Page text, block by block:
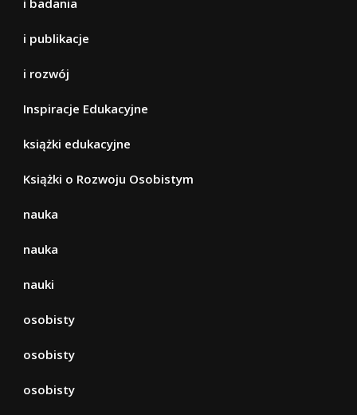
i publikacje
i rozwój
Inspiracje Edukacyjne
książki edukacyjne
Książki o Rozwoju Osobistym
nauka
nauka
nauki
osobisty
osobisty
osobisty